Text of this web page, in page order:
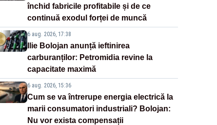
închid fabricile profitabile și de ce
continuă exodul forței de muncă
6 aug. 2026, 17:38
Ilie Bolojan anunță ieftinirea
carburanților: Petromidia revine la
capacitate maximă
6 aug. 2026, 15:36
Cum se va întrerupe energia electrică la
marii consumatori industriali? Bolojan:
Nu vor exista compensații